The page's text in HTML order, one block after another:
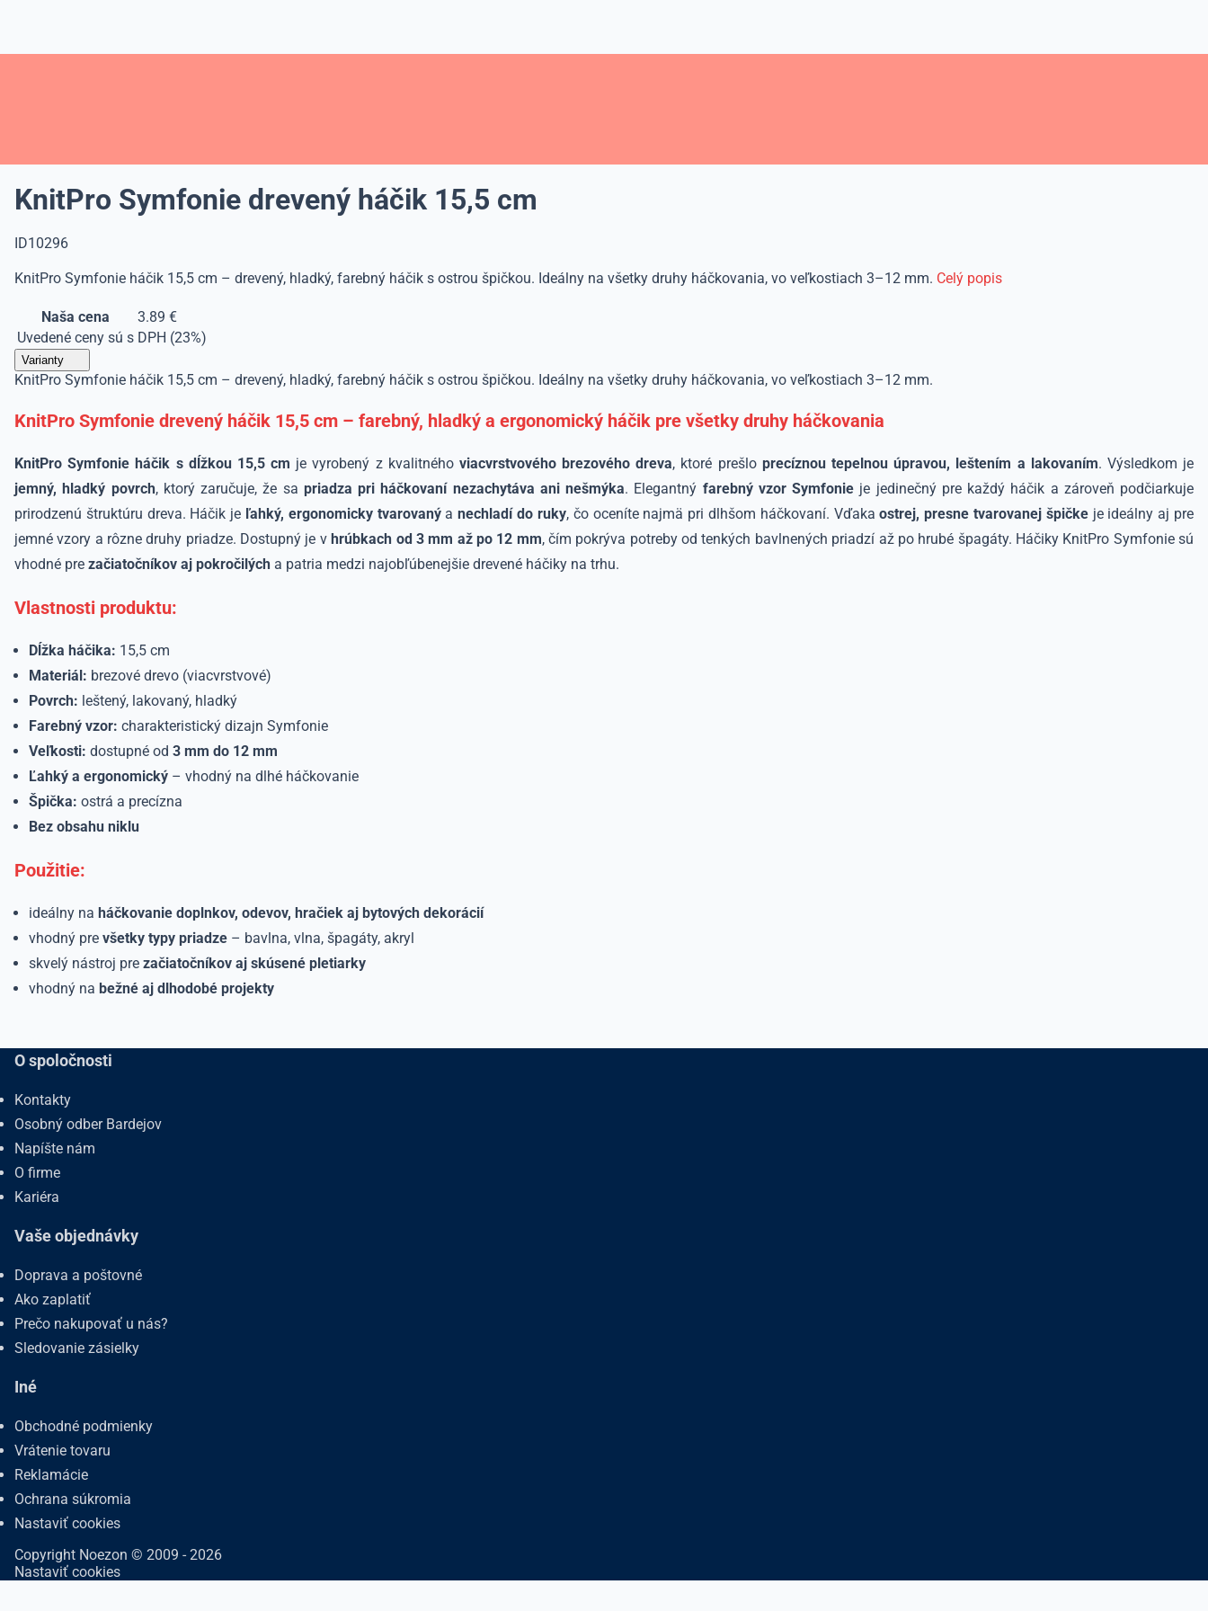
KnitPro Symfonie drevený háčik 15,5 cm
ID10296
KnitPro Symfonie háčik 15,5 cm – drevený, hladký, farebný háčik s ostrou špičkou. Ideálny na všetky druhy háčkovania, vo veľkostiach 3–12 mm. Celý popis
Naša cena
3.89 €
Uvedené ceny sú s DPH (23%)
Varianty
KnitPro Symfonie háčik 15,5 cm – drevený, hladký, farebný háčik s ostrou špičkou. Ideálny na všetky druhy háčkovania, vo veľkostiach 3–12 mm.
KnitPro Symfonie drevený háčik 15,5 cm – farebný, hladký a ergonomický háčik pre všetky druhy háčkovania
KnitPro Symfonie háčik s dĺžkou 15,5 cm je vyrobený z kvalitného viacvrstvového brezového dreva, ktoré prešlo precíznou tepelnou úpravou, leštením a lakovaním. Výsledkom je
jemný, hladký povrch, ktorý zaručuje, že sa priadza pri háčkovaní nezachytáva ani nešmýka. Elegantný farebný vzor Symfonie je jedinečný pre každý háčik a zároveň podčiarkuje
prirodzenú štruktúru dreva. Háčik je ľahký, ergonomicky tvarovanýanechladí do ruky, čo oceníte najmä pri dlhšom háčkovaní. Vďakaostrej, presne tvarovanej špičkeje ideálny aj pre
jemné vzory a rôzne druhy priadze. Dostupný je vhrúbkach od 3 mm až po 12 mm, čím pokrýva potreby od tenkých bavlnených priadzí až po hrubé špagáty. Háčiky KnitPro Symfonie sú
vhodné pre začiatočníkov aj pokročilých a patria medzi najobľúbenejšie drevené háčiky na trhu.
Vlastnosti produktu:
Dĺžka háčika: 15,5 cm
Materiál: brezové drevo (viacvrstvové)
Povrch: leštený, lakovaný, hladký
Farebný vzor: charakteristický dizajn Symfonie
Veľkosti: dostupné od 3 mm do 12 mm
Ľahký a ergonomický – vhodný na dlhé háčkovanie
Špička: ostrá a precízna
Bez obsahu niklu
Použitie:
ideálny na háčkovanie doplnkov, odevov, hračiek aj bytových dekorácií
vhodný pre všetky typy priadze – bavlna, vlna, špagáty, akryl
skvelý nástroj pre začiatočníkov aj skúsené pletiarky
vhodný na bežné aj dlhodobé projekty
O spoločnosti
Kontakty
Osobný odber Bardejov
Napíšte nám
O firme
Kariéra
Vaše objednávky
Doprava a poštovné
Ako zaplatiť
Prečo nakupovať u nás?
Sledovanie zásielky
Iné
Obchodné podmienky
Vrátenie tovaru
Reklamácie
Ochrana súkromia
Nastaviť cookies
Copyright Noezon © 2009 - 2026
Nastaviť cookies